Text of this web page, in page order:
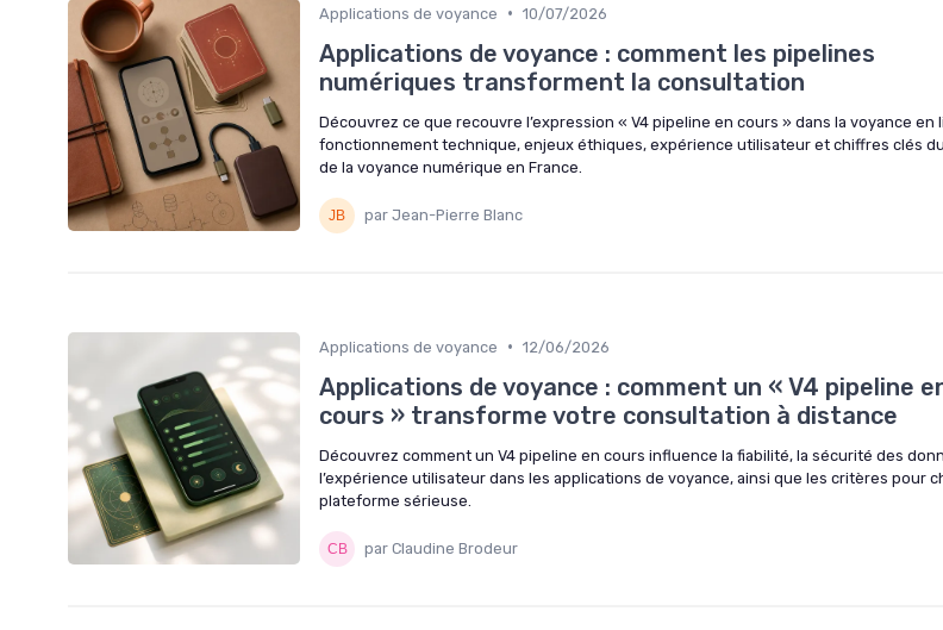
Applications de voyance • 10/07/2026
Applications de voyance : comment les pipelines
numériques transforment la consultation
Découvrez ce que recouvre l’expression « V4 pipeline en cours » dans la voyance en
fonctionnement technique, enjeux éthiques, expérience utilisateur et chiffres clés
de la voyance numérique en France.
par Jean-Pierre Blanc
Applications de voyance • 12/06/2026
Applications de voyance : comment un « V4 pipeline
cours » transforme votre consultation à distance
Découvrez comment un V4 pipeline en cours influence la fiabilité, la sécurité des
l’expérience utilisateur dans les applications de voyance, ainsi que les critères pour
plateforme sérieuse.
par Claudine Brodeur